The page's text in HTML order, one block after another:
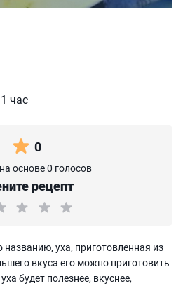
1 час
0
основе 0 голосов
рецепт
названию, уха, приготовленная из
вкуса его можно приготовить
будет полезнее, вкуснее,